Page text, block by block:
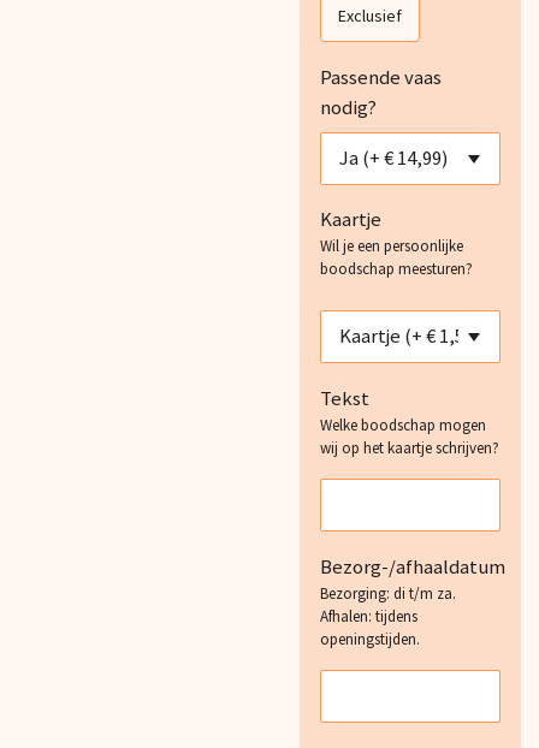
Exclusief
Passende vaas
nodig?
Kaartje
Wil je een persoonlijke
boodschap meesturen?
Tekst
Welke boodschap mogen
wij op het kaartje schrijven?
Bezorg-/afhaaldatum
Bezorging: di t/m za.
Afhalen: tijdens
openingstijden.